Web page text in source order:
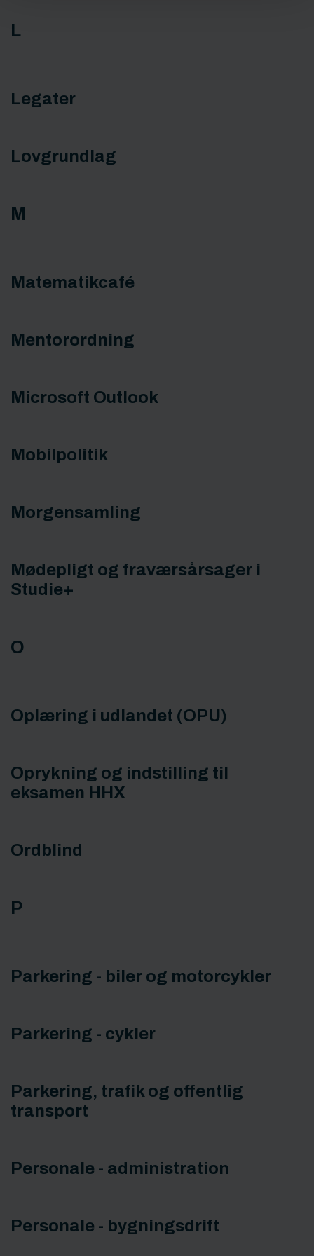
L
Legater
Lovgrundlag
M
Matematikcafé
Mentorordning
Microsoft Outlook
Mobilpolitik
Morgensamling
Mødepligt og fraværsårsager i
Studie+
O
Oplæring i udlandet (OPU)
Oprykning og indstilling til
eksamen HHX
Ordblind
P
Parkering - biler og motorcykler
Parkering - cykler
Parkering, trafik og offentlig
transport
Personale - administration
Personale - bygningsdrift